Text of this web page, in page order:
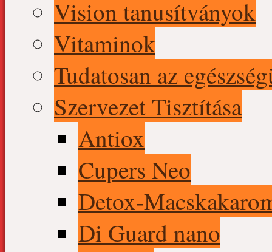
Vision tanusítványok
Vitaminok
Tudatosan az
Szervezet Tisztítása
Antiox
Cupers Neo
Detox-
Di Guard nano